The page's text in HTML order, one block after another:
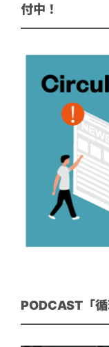
付中！
PODCAST「循